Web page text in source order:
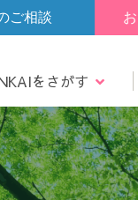
ご相談
ル ビデオギャ
をさがす